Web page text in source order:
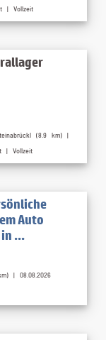
| Vollzeit
(8.9 km) |
| Vollzeit
Auto
...
| 08.08.2026